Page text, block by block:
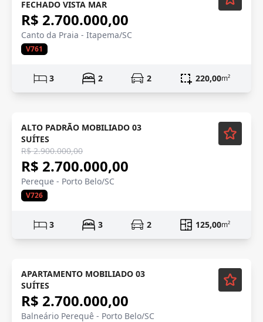
FECHADO VISTA MAR
R$ 2.700.000,00
Canto da Praia - Itapema/SC
V761
3 2 2 220,00m²
Mobiliado
ALTO PADRÃO MOBILIADO 03
SUÍTES
R$ 2.900.000,00
R$ 2.700.000,00
Pereque - Porto Belo/SC
V726
3 3 2 125,00m²
Mobiliado
APARTAMENTO MOBILIADO 03
SUÍTES
R$ 2.700.000,00
Balneário Perequê - Porto Belo/SC